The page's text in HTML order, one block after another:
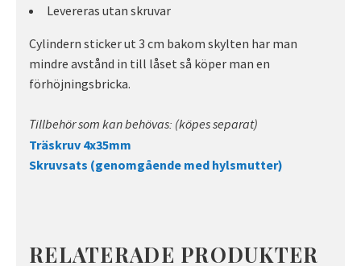
Levereras utan skruvar
Cylindern sticker ut 3 cm bakom skylten har man
mindre avstånd in till låset så köper man en
förhöjningsbricka.
Tillbehör som kan behövas: (köpes separat)
Träskruv 4x35mm
Skruvsats (genomgående med hylsmutter)
RELATERADE PRODUKTER